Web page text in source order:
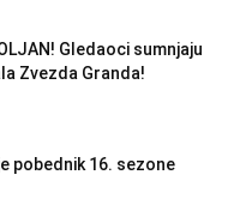
Gledaoci sumnjaju
Zvezda Granda!
pobednik 16. sezone